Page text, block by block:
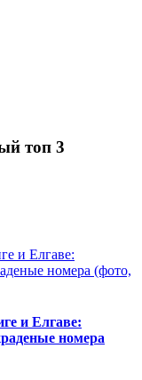
топ 3
и Елгаве:
номера